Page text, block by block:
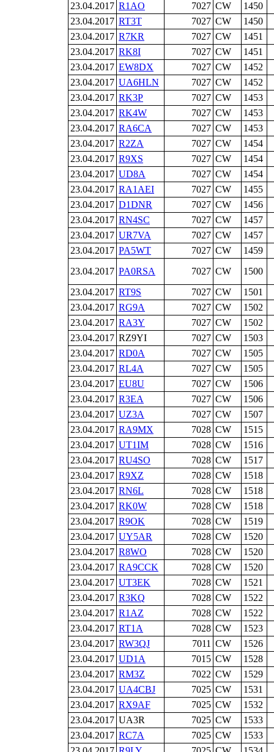
23.04.2017 R1AO 7027 CW
1450
23.04.2017 RT3T 7027 CW
1450
23.04.2017 R7KR 7027 CW
1451
23.04.2017 RK8I 7027 CW
1451
23.04.2017 EW8DX 7027 CW
1452
23.04.2017 UA6HLN 7027 CW
1452
23.04.2017 RK3P 7027 CW
1453
23.04.2017 RK4W 7027 CW
1453
23.04.2017 RA6CA 7027 CW
1453
23.04.2017 R2ZA 7027 CW
1454
23.04.2017 R9XS 7027 CW
1454
23.04.2017 UD8A 7027 CW
1454
23.04.2017 RA1AEI 7027 CW
1455
23.04.2017 D1DNR 7027 CW
1456
23.04.2017 RN4SC 7027 CW
1457
23.04.2017 UR7VA 7027 CW
1457
23.04.2017 PA5WT 7027 CW
1459
23.04.2017 PA0RSA 7027 CW
1500
23.04.2017 RT9S 7027 CW
1501
23.04.2017 RG9A 7027 CW
1502
23.04.2017 RA3Y 7027 CW
1502
23.04.2017 RZ9YI 7027 CW
1503
23.04.2017 RD0A 7027 CW
1505
23.04.2017 RL4A 7027 CW
1505
23.04.2017 EU8U 7027 CW
1506
23.04.2017 R3EA 7027 CW
1506
23.04.2017 UZ3A 7027 CW
1507
23.04.2017 RA9MX 7028 CW
1515
23.04.2017 UT1IM 7028 CW
1516
23.04.2017 RU4SO 7028 CW
1517
23.04.2017 R9XZ 7028 CW
1518
23.04.2017 RN6L 7028 CW
1518
23.04.2017 RK0W 7028 CW
1518
23.04.2017 R9OK 7028 CW
1519
23.04.2017 UY5AR 7028 CW
1520
23.04.2017 R8WO 7028 CW
1520
23.04.2017 RA9CCK 7028 CW
1520
23.04.2017 UT3EK 7028 CW
1521
23.04.2017 R3KQ 7028 CW
1522
23.04.2017 R1AZ 7028 CW
1522
23.04.2017 RT1A 7028 CW
1523
23.04.2017 RW3QJ 7011 CW
1526
23.04.2017 UD1A 7015 CW
1528
23.04.2017 RM3Z 7022 CW
1529
23.04.2017 UA4CBJ 7025 CW
1531
23.04.2017 RX9AF 7025 CW
1532
23.04.2017 UA3R 7025 CW
1533
23.04.2017 RC7A 7025 CW
1533